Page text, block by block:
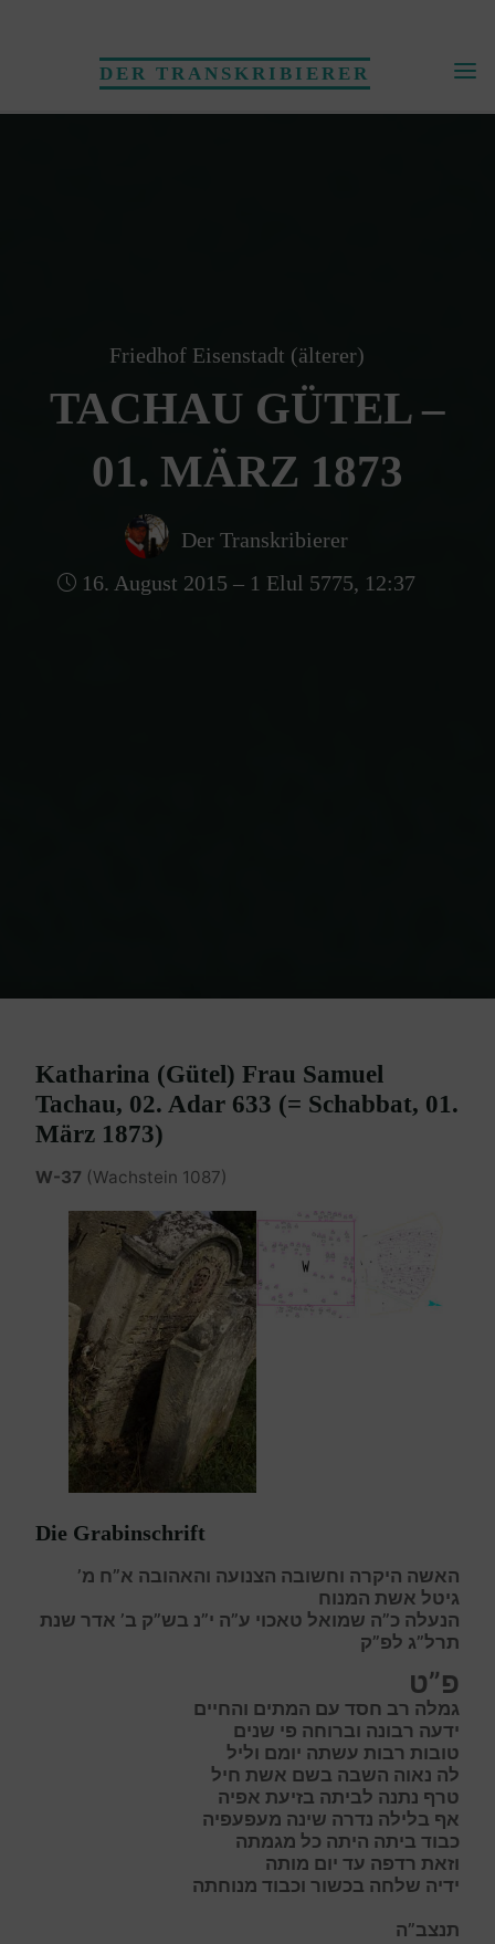
DER TRANSKRIBIERER
Friedhof Eisenstadt (älterer)
TACHAU GÜTEL –
01. MÄRZ 1873
Der Transkribierer
16. August 2015 – 1 Elul 5775, 12:37
Katharina (Gütel) Frau Samuel
Tachau, 02. Adar 633 (= Schabbat, 01.
März 1873)
W-37 (Wachstein 1087)
Die Grabinschrift
האשה היקרה וחשובה הצנועה והאהובה א”ח מ’
גיטל אשת המנוח
הנעלה כ”ה שמואל טאכוי ע”ה י”נ בש”ק ב’ אדר שנת
תרל”ג לפ”ק
פ”ט
גמלה רב חסד עם המתים והחיים
ידעה רבונה וברוחה פי שנים
טובות רבות עשתה יומם וליל
לה נאוה השבה בשם אשת חיל
טרף נתנה לביתה בזיעת אפיה
אף בלילה נדרה שינה מעפעפיה
כבוד ביתה היתה כל מגמתה
וזאת רדפה עד יום מותה
ידיה שלחה בכשור וכבוד מנוחתה
תנצב”ה